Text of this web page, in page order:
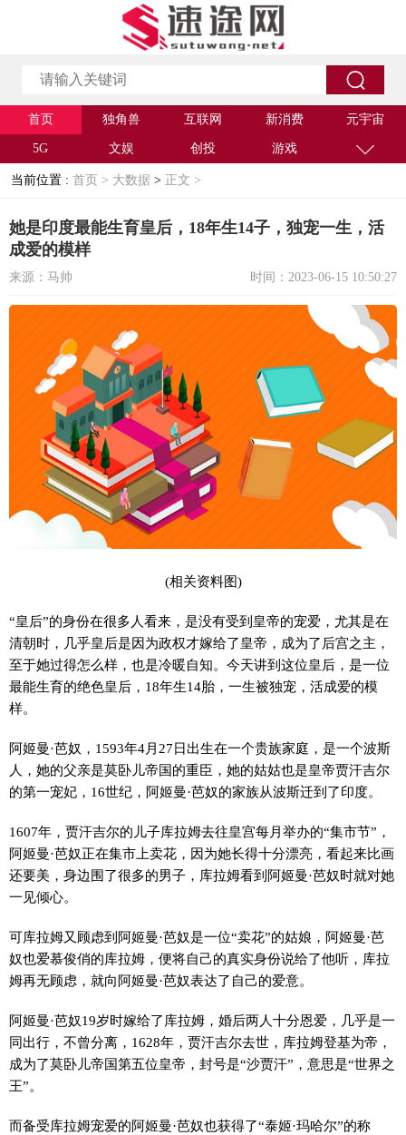
首页 独角兽 互联网 新消费 元宇宙
5G 文娱 创投 游戏
当前位置 : 首页 > 大数据 > 正文 >
她是印度最能生育皇后，18年生14子，独宠一生，活
成爱的模样
来源：马帅 时间：2023-06-15 10:50:27
(相关资料图)
“皇后”的身份在很多人看来，是没有受到皇帝的宠爱，尤其是在
清朝时，几乎皇后是因为政权才嫁给了皇帝，成为了后宫之主，
至于她过得怎么样，也是冷暖自知。今天讲到这位皇后，是一位
最能生育的绝色皇后，18年生14胎，一生被独宠，活成爱的模
样。
阿姬曼·芭奴，1593年4月27日出生在一个贵族家庭，是一个波斯
人，她的父亲是莫卧儿帝国的重臣，她的姑姑也是皇帝贾汗吉尔
的第一宠妃，16世纪，阿姬曼·芭奴的家族从波斯迁到了印度。
1607年，贾汗吉尔的儿子库拉姆去往皇宫每月举办的“集市节”，
阿姬曼·芭奴正在集市上卖花，因为她长得十分漂亮，看起来比画
还要美，身边围了很多的男子，库拉姆看到阿姬曼·芭奴时就对她
一见倾心。
可库拉姆又顾虑到阿姬曼·芭奴是一位“卖花”的姑娘，阿姬曼·芭
奴也爱慕俊俏的库拉姆，便将自己的真实身份说给了他听，库拉
姆再无顾虑，就向阿姬曼·芭奴表达了自己的爱意。
阿姬曼·芭奴19岁时嫁给了库拉姆，婚后两人十分恩爱，几乎是一
同出行，不曾分离，1628年，贾汗吉尔去世，库拉姆登基为帝，
成为了莫卧儿帝国第五位皇帝，封号是“沙贾汗”，意思是“世界之
王”。
而备受库拉姆宠爱的阿姬曼·芭奴也获得了“泰姬·玛哈尔”的称